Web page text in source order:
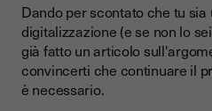
Dando per scontato che tu sia
digitalizzazione (e se non lo
già fatto un articolo
convincerti che continuare il
è necessario.